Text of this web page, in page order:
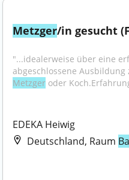
Metzger/in gesucht
"...idealerweise über eine
Metzger oder
EDEKA Heiwig
Deutschland, Raum